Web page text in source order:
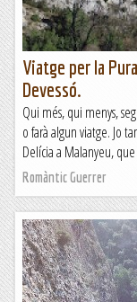
Viatge per la
Devessó.
Qui més, qui menys,
o farà algun viatge. Jo
Delícia a Malanyeu,
Romàntic Guerrer